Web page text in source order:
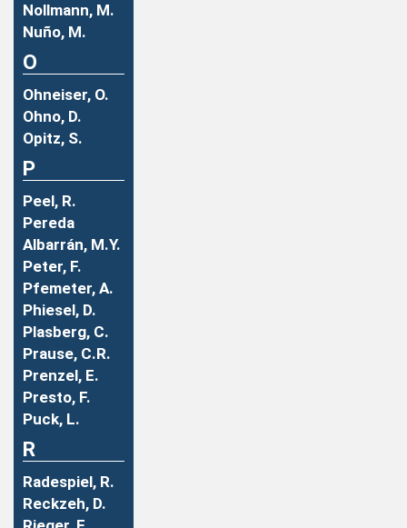
Nollmann, M.
Nuño, M.
O
Ohneiser, O.
Ohno, D.
Opitz, S.
P
Peel, R.
Pereda
Albarrán, M.Y.
Peter, F.
Pfemeter, A.
Phiesel, D.
Plasberg, C.
Prause, C.R.
Prenzel, E.
Presto, F.
Puck, L.
R
Radespiel, R.
Reckzeh, D.